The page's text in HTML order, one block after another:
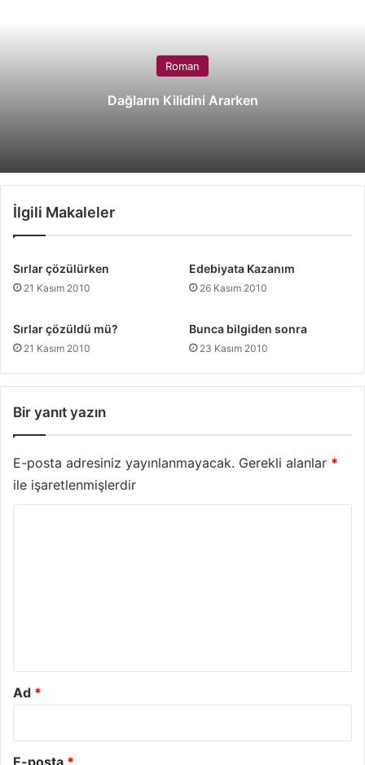
Roman
Dağların Kilidini Ararken
İlgili Makaleler
Sırlar çözülürken
21 Kasım 2010
Edebiyata Kazanım
26 Kasım 2010
Sırlar çözüldü mü?
21 Kasım 2010
Bunca bilgiden sonra
23 Kasım 2010
Bir yanıt yazın
E-posta adresiniz yayınlanmayacak. Gerekli alanlar *
ile işaretlenmişlerdir
Ad *
E-posta *